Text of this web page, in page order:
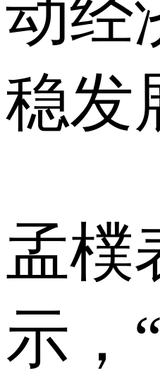
动经
稳发
孟樸
示，